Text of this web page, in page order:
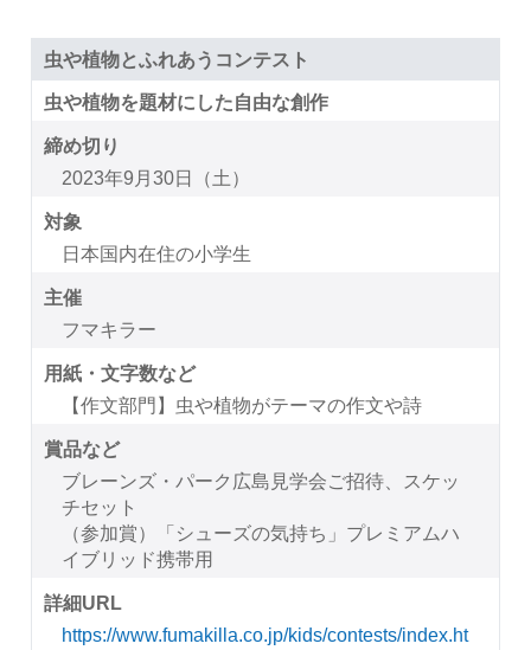
虫や植物とふれあうコンテスト
虫や植物を題材にした自由な創作
締め切り
2023年9月30日（土）
対象
日本国内在住の小学生
主催
フマキラー
用紙・文字数など
【作文部門】虫や植物がテーマの作文や詩
賞品など
ブレーンズ・パーク広島見学会ご招待、スケッ
チセット
（参加賞）「シューズの気持ち」プレミアムハ
イブリッド携帯用
詳細URL
https://www.fumakilla.co.jp/kids/contests/index.ht